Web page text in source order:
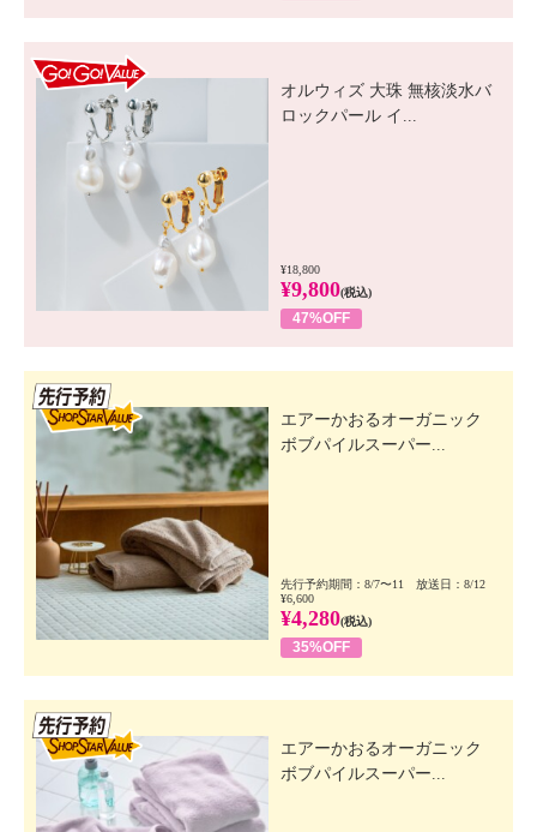
オルウィズ 大珠 無核淡水バ
ロックパール イ...
¥18,800
¥9,800(税込)
47%OFF
エアーかおるオーガニック
ボブパイルスーパー...
先行予約期間：8/7〜11 放送日：8/12
¥6,600
¥4,280(税込)
35%OFF
エアーかおるオーガニック
ボブパイルスーパー...